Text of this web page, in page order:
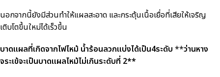
นอกจากนี้ยังมีส่วนทำให้แผลสะอาด และกระตุ้นเนื้อเยื่อที่เสียให้เจริญ
เติบโตขึ้นใหม่ได้เร็วขึ้น
บาดแผลที่เกิดจากไฟไหม้ น้ำร้อนลวกแบ่งได้เป็น4ระดับ **ว่านหาง
จระเข้จะเป็นบาดแผลไหม้ไม่เกินระดับที่ 2**